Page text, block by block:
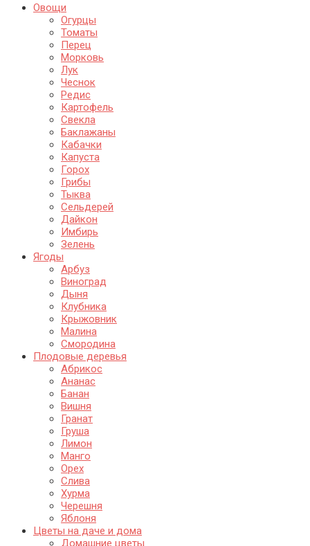
Овощи
Огурцы
Томаты
Перец
Морковь
Лук
Чеснок
Редис
Картофель
Свекла
Баклажаны
Кабачки
Капуста
Горох
Грибы
Тыква
Сельдерей
Дайкон
Имбирь
Зелень
Ягоды
Арбуз
Виноград
Дыня
Клубника
Крыжовник
Малина
Смородина
Плодовые деревья
Абрикос
Ананас
Банан
Вишня
Гранат
Груша
Лимон
Манго
Орех
Слива
Хурма
Черешня
Яблоня
Цветы на даче и дома
Домашние цветы